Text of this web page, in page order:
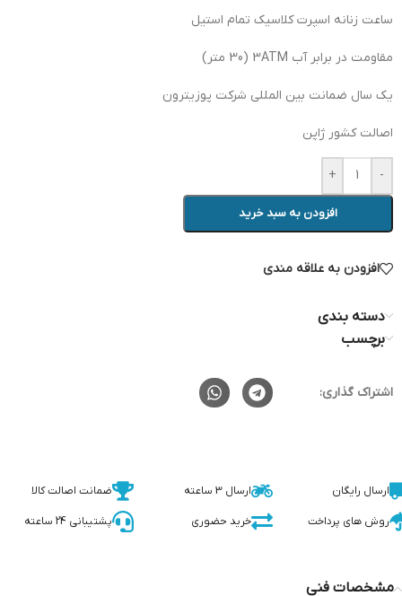
ساعت زنانه اسپرت کلاسیک تمام استیل
مقاومت در برابر آب 3ATM (30 متر)
یک سال ضمانت بین المللی شرکت پوزیترون
اصالت کشور ژاپن
-
+
افزودن به سبد خرید
افزودن به علاقه مندی
دسته بندی
برچسب
اشتراک گذاری:
ارسال رایگان ارسال 3 ساعته ضمانت اصالت کالا
روش های پرداخت خرید حضوری پشتیبانی 24 ساعته
مشخصات فنی